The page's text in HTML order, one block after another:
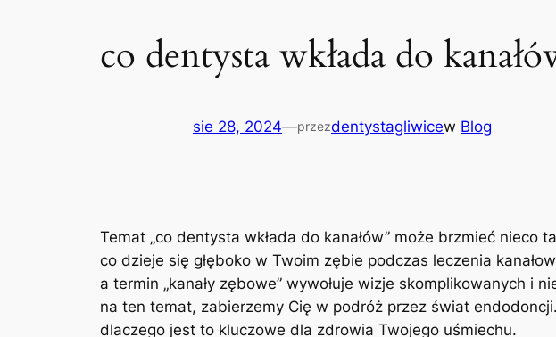
co dentysta wkłada do
sie 28, 2024—przezdentystagliwicew Blog
Temat „co dentysta wkłada ​do⁢ kanałów” ‌może ⁣brzmieć
co dzieje się głęboko w ‌Twoim zębie podczas leczenia⁣
a termin „kanały zębowe” wywołuje wizje skomplikowanych i
na ten temat, zabierzemy Cię w podróż przez świat
dlaczego jest‌ to kluczowe dla zdrowia Twojego uśmiechu.